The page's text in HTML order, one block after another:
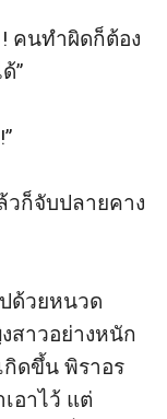
คนทำผิดก็ต้อง
”
วก็จับปลายคาง
ปด้วยหนวด
สาวอย่างหนัก
ดขึ้น พิราอร
อาไว้ แต่